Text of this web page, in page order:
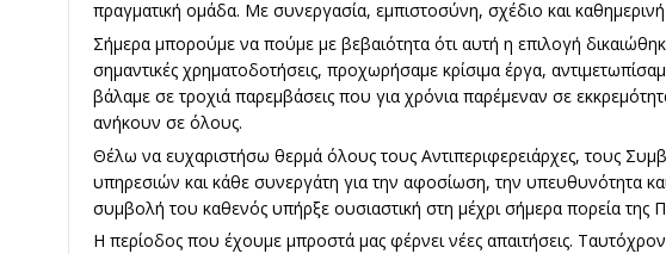
πραγματική ομάδα. Με συνεργασία, εμπιστοσύνη, σχέδιο και
Σήμερα μπορούμε να πούμε με βεβαιότητα ότι αυτή η επιλογή
σημαντικές χρηματοδοτήσεις, προχωρήσαμε κρίσιμα έργα,
βάλαμε σε τροχιά παρεμβάσεις που για χρόνια παρέμεναν σε
ανήκουν σε όλους.
Θέλω να ευχαριστήσω θερμά όλους τους Αντιπεριφερειάρχες, τους
υπηρεσιών και κάθε συνεργάτη για την αφοσίωση, την υπευθυνότητα
συμβολή του καθενός υπήρξε ουσιαστική στη μέχρι σήμερα πορεία της
Η περίοδος που έχουμε μπροστά μας φέρνει νέες απαιτήσεις.